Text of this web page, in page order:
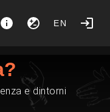
EN
e dintorni